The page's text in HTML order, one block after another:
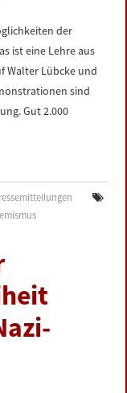
der
ist eine Lehre aus
Walter Lübcke und
sind
Gut 2.000